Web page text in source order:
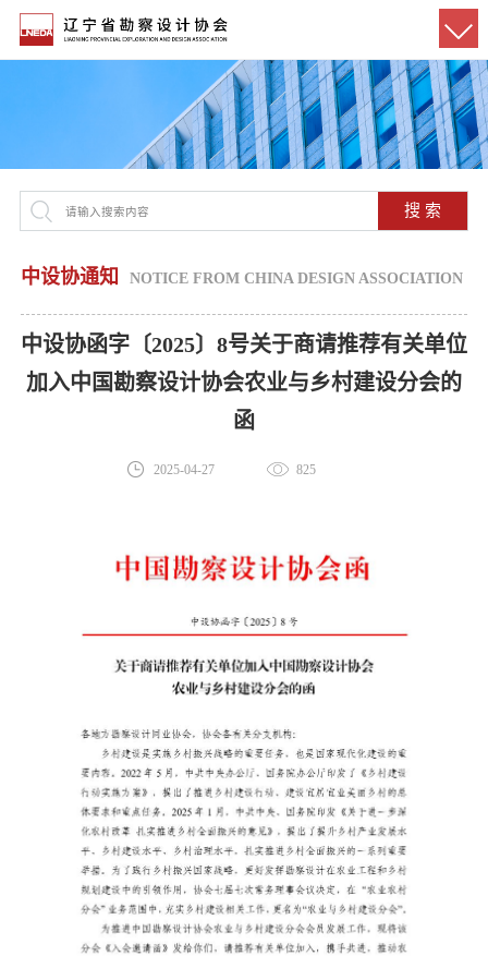
搜 索
中设协通知 NOTICE FROM CHINA DESIGN ASSOCIATION
中设协函字〔2025〕8号关于商请推荐有关单位
加入中国勘察设计协会农业与乡村建设分会的
函
2025-04-27 825